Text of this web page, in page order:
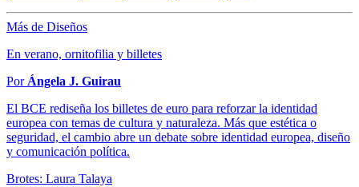
Más de Diseños
En verano, ornitofilia y billetes
Por Ángela J. Guirau
El BCE rediseña los billetes de euro para reforzar la identidad
europea con temas de cultura y naturaleza. Más que estética o
seguridad, el cambio abre un debate sobre identidad europea, diseño
y comunicación política.
Brotes: Laura Talaya